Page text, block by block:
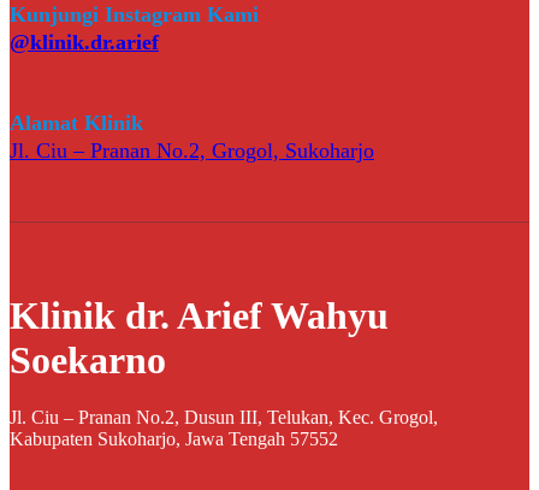
Kunjungi Instagram Kami
@klinik.dr.arief
Alamat Klinik
Jl. Ciu – Pranan No.2, Grogol, Sukoharjo
Klinik dr. Arief Wahyu
Soekarno
Jl. Ciu – Pranan No.2, Dusun III, Telukan, Kec. Grogol,
Kabupaten Sukoharjo, Jawa Tengah 57552